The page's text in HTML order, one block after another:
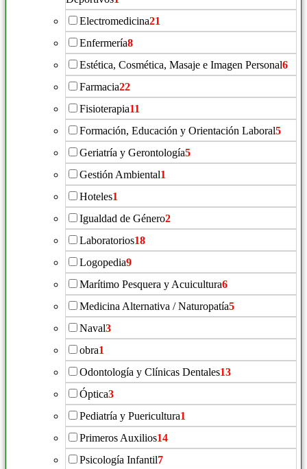
Electromedicina21
Enfermería8
Estética, Cosmética, Masaje e Imagen Personal6
Farmacia22
Fisioterapia11
Formación, Educación y Orientación Laboral5
Geriatría y Gerontología5
Gestión Ambiental1
Hoteles1
Igualdad de Género2
Laboratorios18
Logopedia9
Marítimo Pesquera y Acuicultura6
Medicina Alternativa / Naturopatía5
Naval3
obra1
Odontología y Clínicas Dentales13
Óptica3
Pediatría y Puericultura1
Primeros Auxilios14
Psicología Infantil7